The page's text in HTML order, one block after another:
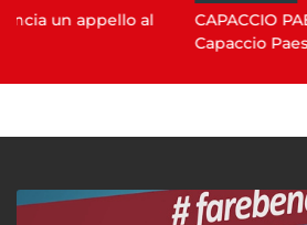
appello al
CAPACCIO PAESTUM.
Capaccio Paes...